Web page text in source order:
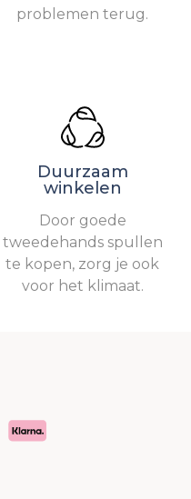
problemen terug.
Duurzaam
winkelen
Door goede
tweedehands spullen
te kopen, zorg je ook
voor het klimaat.